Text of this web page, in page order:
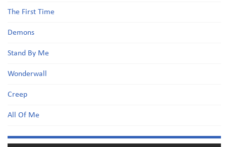
The First Time
Demons
Stand By Me
Wonderwall
Creep
All Of Me